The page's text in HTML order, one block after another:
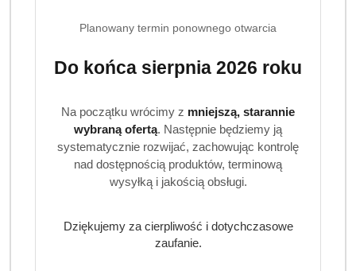
Pomiń karuzelę produktów
Produkty
o
statusie:
Polecane
Produkty
o
statusie:
Podobne produkty
Planowany termin ponownego otwarcia
Do końca sierpnia 2026 roku
Na początku wrócimy z mniejszą, starannie
wybraną ofertą. Następnie będziemy ją
systematycznie rozwijać, zachowując kontrolę
nad dostępnością produktów, terminową
wysyłką i jakością obsługi.
Dziękujemy za cierpliwość i dotychczasowe
zaufanie.